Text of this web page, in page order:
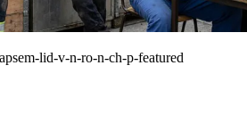
lid-v-n-ro-n-ch-p-featured